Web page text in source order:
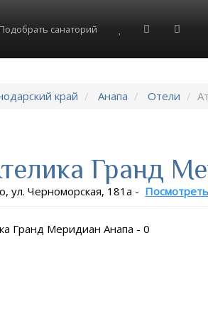
Подобрать санаторий
край Анапа Отели
Гранд
ул. Черноморская, 181а -